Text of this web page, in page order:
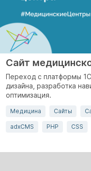
Сайт
Переход с платформы
дизайна, разработка
оптимизация.
Медицина Сайты
adxCMS PHP CSS